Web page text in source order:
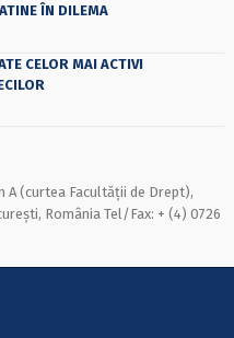
ÎN DILEMA
CELOR MAI ACTIVI
A (curtea Facultății de Drept),
România Tel/Fax: + (4) 0726